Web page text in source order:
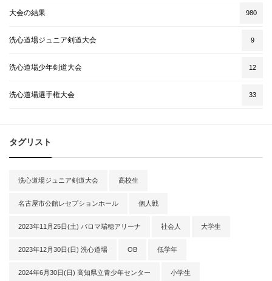
大会の結果 980
洗心道場ジュニア剣道大会 9
洗心道場少年剣道大会 12
洗心道場選手権大会 33
タグリスト
洗心道場ジュニア剣道大会 高校生
名古屋市公館レセプションホール 個人戦
2023年11月25日(土) パロマ瑞穂アリーナ 社会人 大学生
2023年12月30日(日) 洗心道場 OB 低学年
2024年6月30日(日) 高知県立青少年センター 小学生